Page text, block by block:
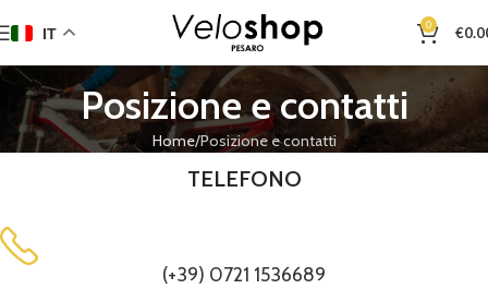
IT
0 €
Posizione e contatti
Home Posizione e contatti
TELEFONO
(+39) 0721 1536689